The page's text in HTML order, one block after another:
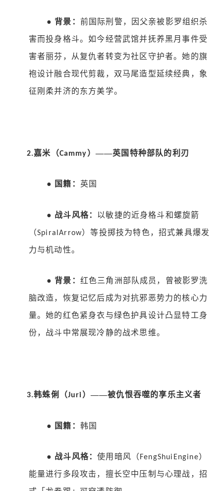
● 背景： 前国际刑警，因父亲被影罗组织杀
害而投身格斗。如今经营武馆并抚养黑月事件受
害者丽芬，从复仇者转变为社区守护者。她的旗
袍设计融合现代剪裁，双马尾造型延续经典，象
征刚柔并济的东方美学。
2.嘉米（Cammy）——英国特种部队的利刃
● 国籍： 英国
● 战斗风格： 以敏捷的近身格斗和螺旋箭
（SpiralArrow）等投掷技为特色，招式兼具爆发
力与机动性。
● 背景： 红色三角洲部队成员，曾被影罗洗
脑改造，恢复记忆后成为对抗邪恶势力的核心力
量。她的红色紧身衣与绿色护具设计凸显特工身
份，战斗中常展现冷静的战术思维。
3.韩蛛俐（Juri）——被仇恨吞噬的享乐主义者
● 国籍： 韩国
● 战斗风格：使用暗风（ FengShuiEngine）
能量进行多段攻击，擅长空中压制与心理战，招